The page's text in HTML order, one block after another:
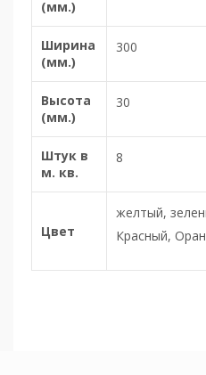
(мм.)
Ширина
(мм.)
300
Высота
(мм.)
30
Штук в
м. кв.
8
Цвет
желтый,
Красный,